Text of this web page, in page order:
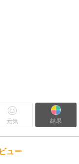
元気 結果
ュー